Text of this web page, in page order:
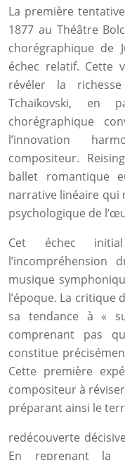
La première
1877 au Théâtre
chorégraphique de
échec relatif. Cette
révéler la
Tchaïkovski, en
chorégraphique
l’innovation
compositeur.
ballet romantique
narrative linéaire qui
psychologique de
Cet échec
musique
l’époque. La critique
sa tendance à «
comprenant pas
constitue
Cette première
compositeur à
préparant ainsi le
redécouverte
En reprenant la